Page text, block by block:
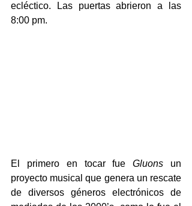
ecléctico. Las puertas abrieron a las
8:00 pm.
El primero en tocar fue Gluons un
proyecto musical que genera un rescate
de diversos géneros electrónicos de